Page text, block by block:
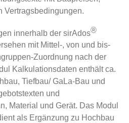
Vertragsbedingungen.
innerhalb der sirAdos®
mit Mittel-, von und bis-
Zuordnung nach der
Kalkulationsdaten enthält ca.
Tiefbau/ GaLa-Bau und
und
Material und Gerät. Das Modul
als Ergänzung zu Hochbau